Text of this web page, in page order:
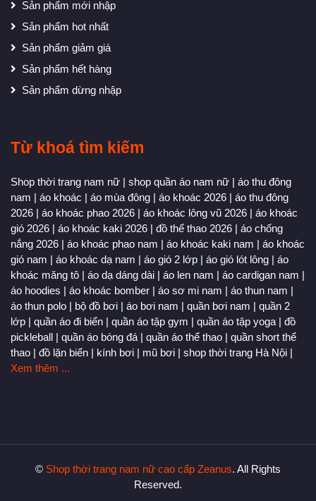
Sản phẩm mới nhập
Sản phẩm hot nhất
Sản phẩm giảm giá
Sản phẩm hết hàng
Sản phẩm dừng nhập
Từ khoá tìm kiếm
Shop thời trang nam nữ | shop quần áo nam nữ | áo thu đông
nam | áo khoác | áo mùa đông | áo khoác 2026 | áo thu đông
2026 | áo khoác phao 2026 | áo khoác lông vũ 2026 | áo khoác
gió 2026 | áo khoác kaki 2026 | đồ thể thao 2026 | áo chống
nắng 2026 | áo khoác phao nam | áo khoác kaki nam | áo khoác
gió nam | áo khoác dạ nam | áo gió 2 lớp | áo gió lót lông | áo
khoác măng tô | áo dạ dáng dài | áo len nam | áo cardigan nam |
áo hoodies | áo khoác bomber | áo sơ mi nam | áo thun nam |
áo thun polo | bộ đồ bơi | áo bơi nam | quần bơi nam | quần 2
lớp | quần áo đi biển | quần áo tập gym | quần áo tập yoga | đồ
pickleball | quần áo bóng đá | quần áo thể thao | quần short thể
thao | đồ lặn biển | kính bơi | mũ bơi | shop thời trang Hà Nội |
Xem thêm ...
© Shop thời trang nam nữ cao cấp Zeanus. All Rights
Reserved.